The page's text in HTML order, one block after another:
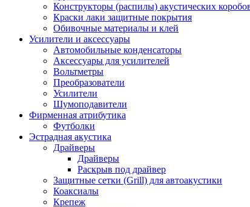
Конструкторы (распилы) акустических
Краски лаки защитные покрытия
Обивочные материалы и клей
Усилители и аксессуары
Автомобильные конденсаторы
Аксессуары для усилителей
Вольтметры
Преобразователи
Усилители
Шумоподавители
Фирменная атрибутика
Футболки
Эстрадная акустика
Драйверы
Драйверы
Раскрыв под драйвер
Защитные сетки (Grill) для автоакустики
Коаксиалы
Крепеж